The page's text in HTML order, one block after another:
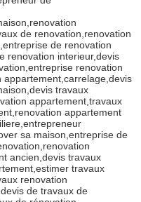
de renovation,renovation
de renovation
renovation interieur,devis
renovation
travaux
appartement,travaux
appartement
sa maison,entreprise de
ancien,devis travaux
travaux
renovation
de travaux de